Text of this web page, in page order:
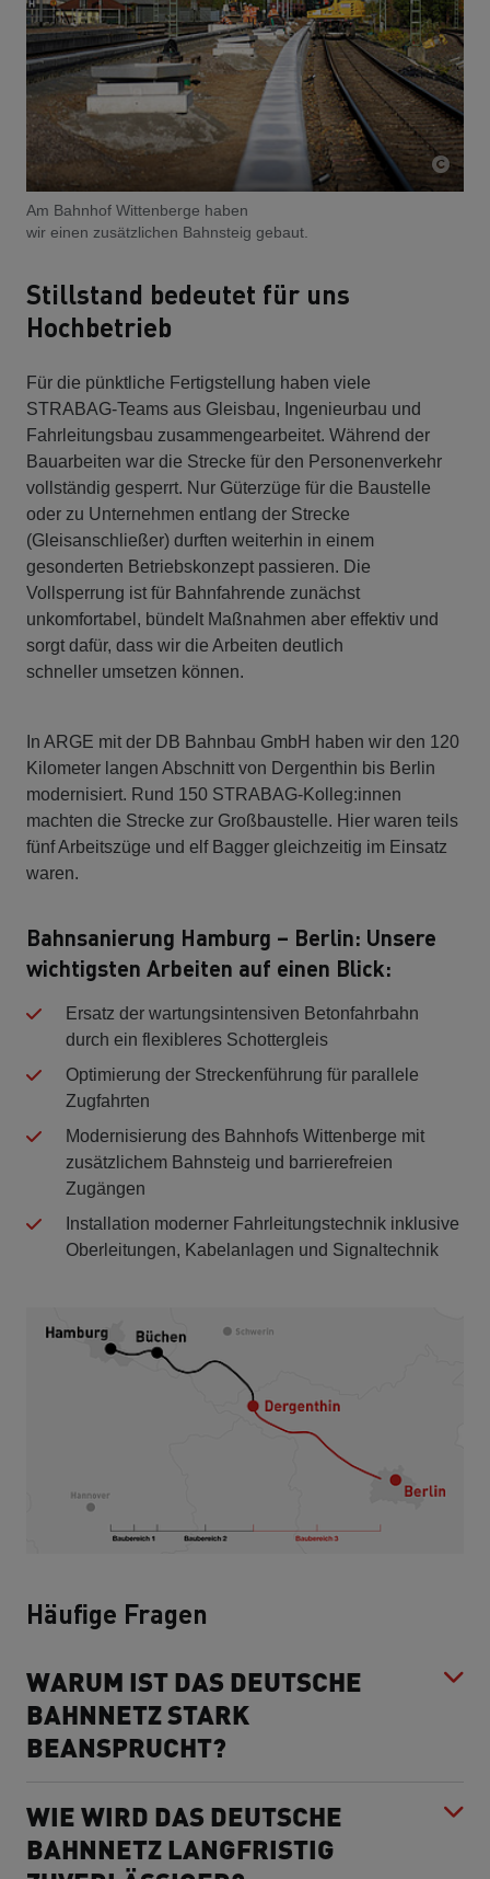
Am Bahnhof Wittenberge haben
wir einen zusätzlichen Bahnsteig gebaut.
Stillstand bedeutet für uns
Hochbetrieb
Für die pünktliche Fertigstellung haben viele
STRABAG-Teams aus Gleisbau, Ingenieurbau und
Fahrleitungsbau zusammengearbeitet. Während der
Bauarbeiten war die Strecke für den Personenverkehr
vollständig gesperrt. Nur Güterzüge für die Baustelle
oder zu Unternehmen entlang der Strecke
(Gleisanschließer) durften weiterhin in einem
gesonderten Betriebskonzept passieren. Die
Vollsperrung ist für Bahnfahrende zunächst
unkomfortabel, bündelt Maßnahmen aber effektiv und
sorgt dafür, dass wir die Arbeiten deutlich
schneller umsetzen können.
In ARGE mit der DB Bahnbau GmbH haben wir den 120
Kilometer langen Abschnitt von Dergenthin bis Berlin
modernisiert. Rund 150 STRABAG-Kolleg:innen
machten die Strecke zur Großbaustelle. Hier waren teils
fünf Arbeitszüge und elf Bagger gleichzeitig im Einsatz
waren.
Bahnsanierung Hamburg – Berlin: Unsere
wichtigsten Arbeiten auf einen Blick:
Ersatz der wartungsintensiven Betonfahrbahn
durch ein flexibleres Schottergleis
Optimierung der Streckenführung für parallele
Zugfahrten
Modernisierung des Bahnhofs Wittenberge mit
zusätzlichem Bahnsteig und barrierefreien
Zugängen
Installation moderner Fahrleitungstechnik inklusive
Oberleitungen, Kabelanlagen und Signaltechnik
Häufige Fragen
WARUM IST DAS DEUTSCHE
BAHNNETZ STARK
BEANSPRUCHT?
WIE WIRD DAS DEUTSCHE
BAHNNETZ LANGFRISTIG